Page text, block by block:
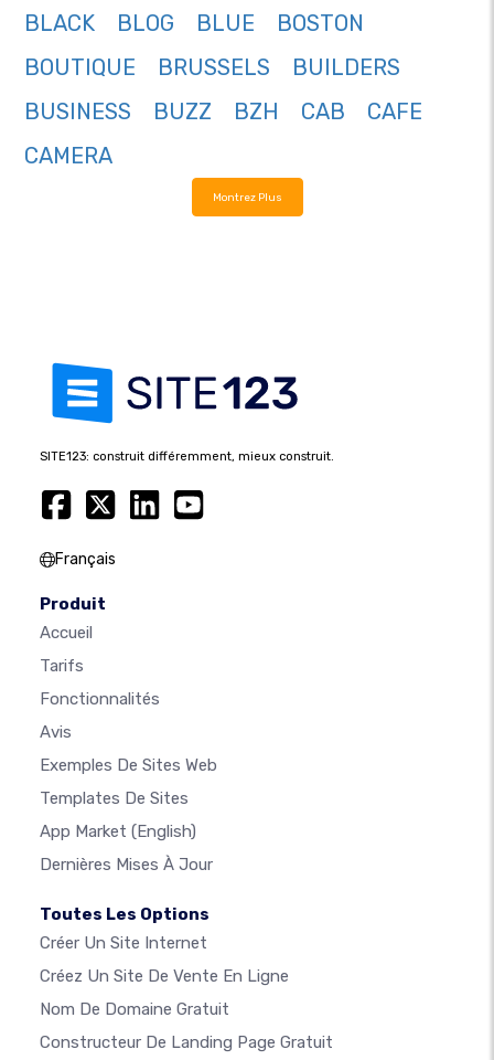
BLACK
BLOG BLUE
BOSTON
BOUTIQUE
BRUSSELS
BUILDERS
BUSINESS
BUZZ BZH CAB
CAFE
CAMERA
Montrez Plus
SITE123: construit différemment, mieux construit.
Français
Produit
Accueil
Tarifs
Fonctionnalités
Avis
Exemples De Sites Web
Templates De Sites
App Market (English)
Dernières Mises À Jour
Toutes Les Options
Créer Un Site Internet
Créez Un Site De Vente En Ligne
Nom De Domaine Gratuit
Constructeur De Landing Page Gratuit